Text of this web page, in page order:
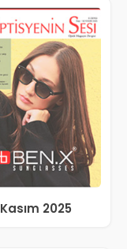
Kasım 2025